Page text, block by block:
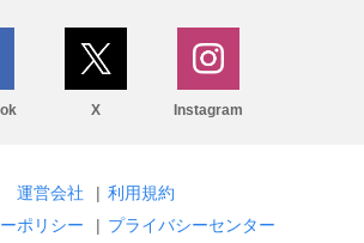
X Instagram
運営会社 | 利用規約
ポリシー
| プライバシーセンター